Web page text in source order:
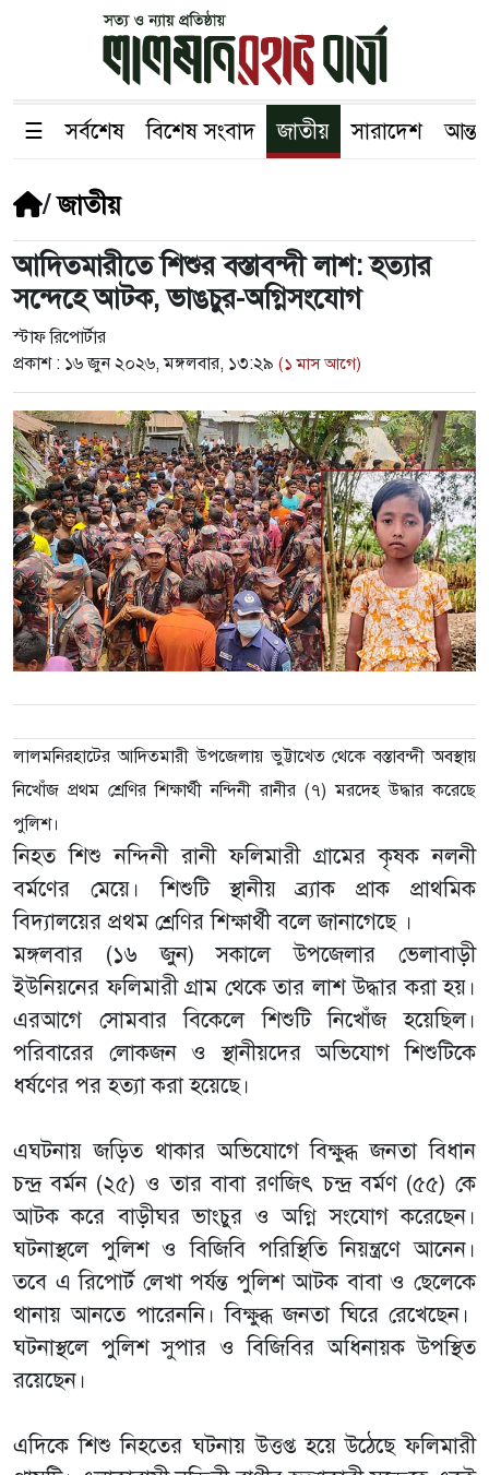
☰ সর্বশেষ বিশেষ সংবাদ জাতীয় সারাদেশ
/জাতীয়
আদিতমারীতে শিশুর বস্তাবন্দী লাশ: হত্যার
সন্দেহে আটক, ভাঙচুর-অগ্নিসংযোগ
স্টাফ রিপোর্টার
প্রকাশ : ১৬ জুন ২০২৬, মঙ্গলবার, ১৩:২৯ (১ মাস আগে)
লালমনিরহাটের আদিতমারী উপজেলায় ভুট্টাখেত থেকে বস্তাবন্দী অবস্থায়
নিখোঁজ প্রথম শ্রেণির শিক্ষার্থী নন্দিনী রানীর (৭) মরদেহ উদ্ধার করেছে
পুলিশ।
নিহত শিশু নন্দিনী রানী ফলিমারী গ্রামের কৃষক নলনী
বর্মণের মেয়ে। শিশুটি স্থানীয় ব্র্যাক প্রাক প্রাথমিক
বিদ্যালয়ের প্রথম শ্রেণির শিক্ষার্থী বলে জানাগেছে ।
মঙ্গলবার (১৬ জুন) সকালে উপজেলার ভেলাবাড়ী
ইউনিয়নের ফলিমারী গ্রাম থেকে তার লাশ উদ্ধার করা হয়।
এরআগে সোমবার বিকেলে শিশুটি নিখোঁজ হয়েছিল।
পরিবারের লোকজন ও স্থানীয়দের অভিযোগ শিশুটিকে
ধর্ষণের পর হত্যা করা হয়েছে।
এঘটনায় জড়িত থাকার অভিযোগে বিক্ষুব্ধ জনতা বিধান
চন্দ্র বর্মন (২৫) ও তার বাবা রণজিৎ চন্দ্র বর্মণ (৫৫) কে
আটক করে বাড়ীঘর ভাংচুর ও অগ্নি সংযোগ করেছেন।
ঘটনাস্থলে পুলিশ ও বিজিবি পরিস্থিতি নিয়ন্ত্রণে আনেন।
তবে এ রিপোর্ট লেখা পর্যন্ত পুলিশ আটক বাবা ও ছেলেকে
থানায় আনতে পারেননি। বিক্ষুব্ধ জনতা ঘিরে রেখেছেন।
ঘটনাস্থলে পুলিশ সুপার ও বিজিবির অধিনায়ক উপস্থিত
রয়েছেন।
এদিকে শিশু নিহতের ঘটনায় উত্তপ্ত হয়ে উঠেছে ফলিমারী